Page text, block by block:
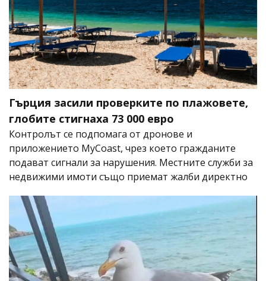
Гърция засили проверките по плажовете,
глобите стигнаха 73 000 евро
Контролът се подпомага от дронове и
приложението MyCoast, чрез което гражданите
подават сигнали за нарушения. Местните служби за
недвижими имоти също приемат жалби директно